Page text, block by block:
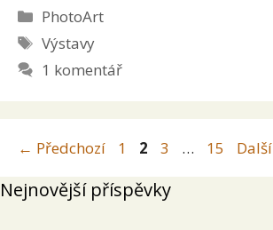
Rubriky
PhotoArt
Štítky
Výstavy
1 komentář
← Předchozí Stránka
1 Stránka
2 Stránka
3 … Stránka
15 Další
Nejnovější příspěvky